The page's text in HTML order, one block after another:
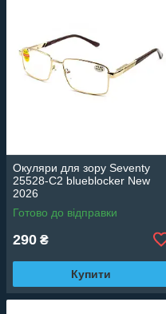
Окуляри для зору Seventy
25528-C2 blueblocker New
2026
Готово до відправки
290 ₴
Купити